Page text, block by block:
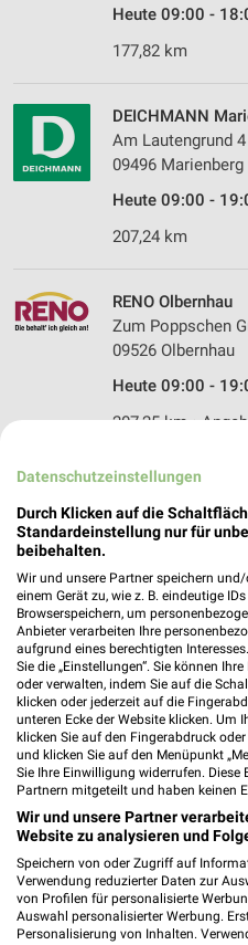
Heute 09:00 -
177,82 km
DEICHMANN
Am Lautengrund 4
09496 Marienberg
Heute 09:00 -
207,24 km
RENO Olbernhau
Zum Poppschen
09526 Olbernhau
Heute 09:00 -
207,25 km •
DEICHMANN
Thomas-Mann-
09130 Chemnitz
Heute 10:00 -
188,98 km
Mayer’s
Annaberger
09125 Chemnitz
Heute 09:00 -
194,52 km
RENO Chemnitz
Annaberger
09125 Chemnitz
Datenschutzeinstellungen
Durch Klicken auf die
Standardeinstellung nur für
beibehalten.
Wir und unsere Partner speichern
einem Gerät zu, wie z. B. eindeutige
Browserspeichern, um
Anbieter verarbeiten Ihre
aufgrund eines berechtigten
Sie die „Einstellungen“. Sie können
oder verwalten, indem Sie auf die
klicken oder jederzeit auf die
unteren Ecke der Website klicken. Um
klicken Sie auf den Fingerabdruck
und klicken Sie auf den Menüpunkt
Sie Ihre Einwilligung widerrufen. Diese
Partnern mitgeteilt und haben keinen
Wir und unsere Partner
Website zu analysieren und
Speichern von oder Zugriff auf
Verwendung reduzierter Daten zur
von Profilen für personalisierte
Auswahl personalisierter Werbung.
Personalisierung von Inhalten.